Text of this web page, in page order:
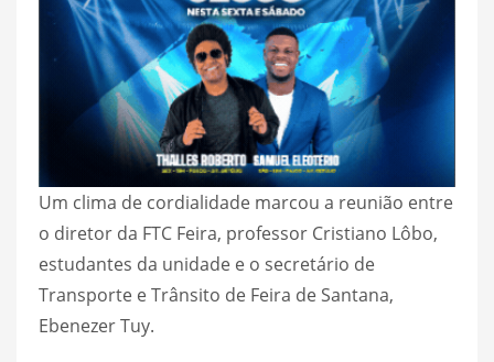
Um clima de cordialidade marcou a reunião entre
o diretor da FTC Feira, professor Cristiano Lôbo,
estudantes da unidade e o secretário de
Transporte e Trânsito de Feira de Santana,
Ebenezer Tuy.